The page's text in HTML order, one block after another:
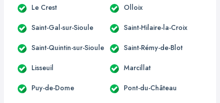
Le Crest Olloix
Saint-Gal-sur-Sioule Saint-Hilaire-la-Croix
Saint-Quintin-sur-Sioule Saint-Rémy-de-Blot
Lisseuil Marcillat
Puy-de-Dome Pont-du-Château